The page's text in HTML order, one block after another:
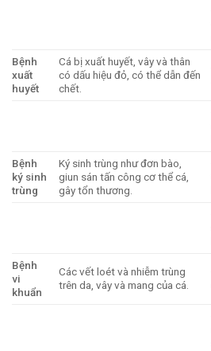
Bệnh
xuất
huyết
Cá bị xuất huyết, vây và thân
có dấu hiệu đỏ, có thể dẫn đến
chết.
Bệnh
ký sinh
trùng
Ký sinh trùng như đơn bào,
giun sán tấn công cơ thể cá,
gây tổn thương.
Bệnh
vi
khuẩn
Các vết loét và nhiễm trùng
trên da, vây và mang của cá.